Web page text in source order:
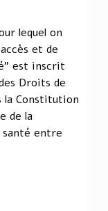
lequel on
et de
est inscrit
Droits de
la Constitution
de la
santé entre